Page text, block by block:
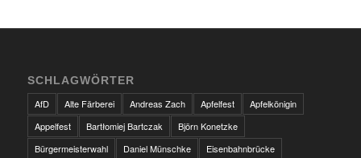
SCHLAGWÖRTER
AfD
Alte Färberei Andreas Zach Apfelfest
Apfelkönigin
Appelfest
Bartłomiej Bartczak
Björn Konetzke
Bürgermeisterwahl
Daniel Münschke
Eisenbahnbrücke